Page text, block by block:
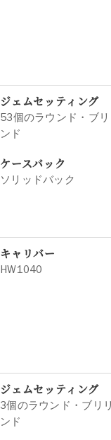
ジェムセッティング
53個のラウンド・ブ
ンド
ケースバック
ソリッドバック
キャリバー
HW1040
ジェムセッティング
3個のラウンド・ブリ
ンド